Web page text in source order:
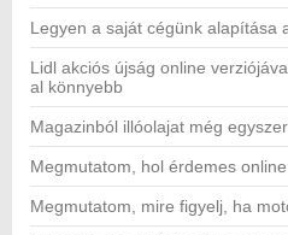
Legyen a saját cégünk alapítása
Lidl akciós újság online
al könnyebb
Magazinból illóolajat még
Megmutatom, hol érdemes
Megmutatom, mire figyelj, ha